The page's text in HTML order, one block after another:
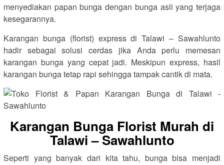
menyediakan papan bunga dengan bunga asli yang terjaga
kesegarannya.
Karangan bunga (florist) express di Talawi – Sawahlunto
hadir sebagai solusi cerdas jika Anda perlu memesan
karangan bunga yang cepat jadi. Meskipun express, hasil
karangan bunga tetap rapi sehingga tampak cantik di mata.
Karangan Bunga Florist Murah di
Talawi – Sawahlunto
Seperti yang banyak dari kita tahu, bunga bisa menjadi